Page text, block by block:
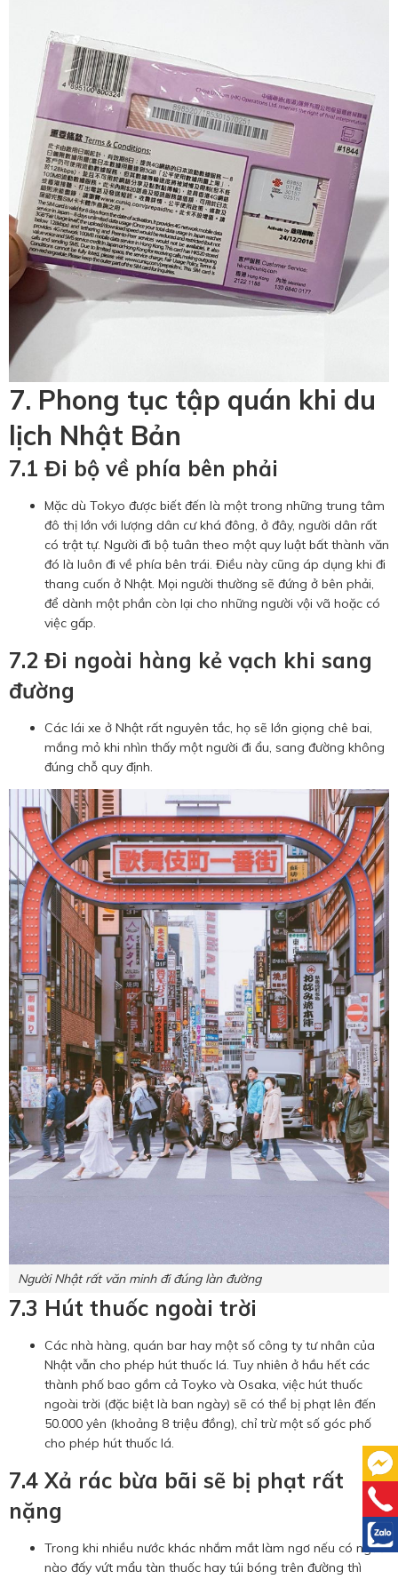
7. Phong tục tập quán khi du
lịch Nhật Bản
7.1 Đi bộ về phía bên phải
Mặc dù Tokyo được biết đến là một trong những trung tâm
đô thị lớn với lượng dân cư khá đông, ở đây, người dân rất
có trật tự. Người đi bộ tuân theo một quy luật bất thành văn
đó là luôn đi về phía bên trái. Điều này cũng áp dụng khi đi
thang cuốn ở Nhật. Mọi người thường sẽ đứng ở bên phải,
để dành một phần còn lại cho những người vội vã hoặc có
việc gấp.
7.2 Đi ngoài hàng kẻ vạch khi sang
đường
Các lái xe ở Nhật rất nguyên tắc, họ sẽ lớn giọng chê bai,
mắng mỏ khi nhìn thấy một người đi ẩu, sang đường không
đúng chỗ quy định.
Người Nhật rất văn minh đi đúng làn đường
7.3 Hút thuốc ngoài trời
Các nhà hàng, quán bar hay một số công ty tư nhân của
Nhật vẫn cho phép hút thuốc lá. Tuy nhiên ở hầu hết các
thành phố bao gồm cả Toyko và Osaka, việc hút thuốc
ngoài trời (đặc biệt là ban ngày) sẽ có thể bị phạt lên đến
50.000 yên (khoảng 8 triệu đồng), chỉ trừ một số góc phố
cho phép hút thuốc lá.
7.4 Xả rác bừa bãi sẽ bị phạt rất
nặng
Trong khi nhiều nước khác nhắm mắt làm ngơ nếu có người
nào đấy vứt mẩu tàn thuốc hay túi bóng trên đường thì